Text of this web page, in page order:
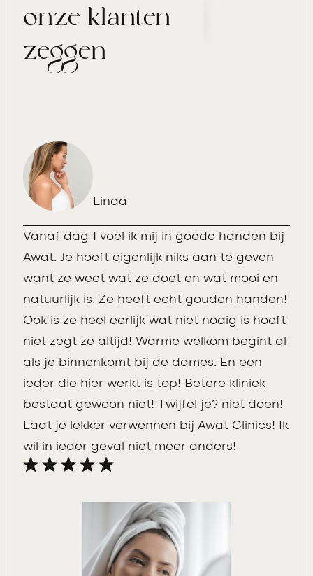
onze klanten
zeggen
Linda
Vanaf dag 1 voel ik mij in goede handen bij
Awat. Je hoeft eigenlijk niks aan te geven
want ze weet wat ze doet en wat mooi en
natuurlijk is. Ze heeft echt gouden handen!
Ook is ze heel eerlijk wat niet nodig is hoeft
niet zegt ze altijd! Warme welkom begint al
als je binnenkomt bij de dames. En een
ieder die hier werkt is top! Betere kliniek
bestaat gewoon niet! Twijfel je? niet doen!
Laat je lekker verwennen bij Awat Clinics! Ik
wil in ieder geval niet meer anders!